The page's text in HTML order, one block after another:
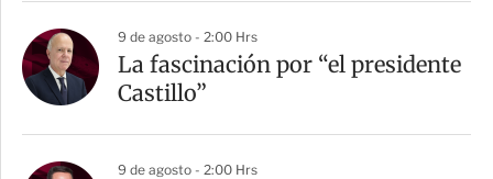
9 de agosto - 2:00 Hrs
La fascinación por “el presidente
Castillo”
9 de agosto - 2:00 Hrs